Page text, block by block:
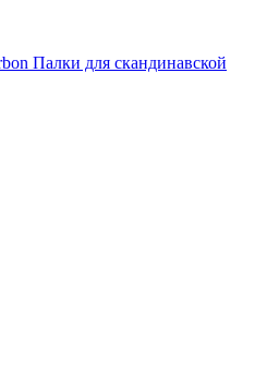
Палки для скандинавской